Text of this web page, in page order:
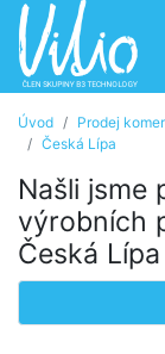
Úvod Prodej
Česká Lípa
Našli jsme
výrobních
Česká Lípa